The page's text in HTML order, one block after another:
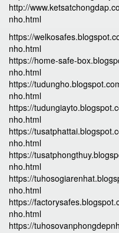
http://
nho.html
https://
nho.html
https://home-safe-
nho.html
https://
nho.html
https://
nho.html
https://
nho.html
https://
nho.html
https://
nho.html
https://
nho.html
https://